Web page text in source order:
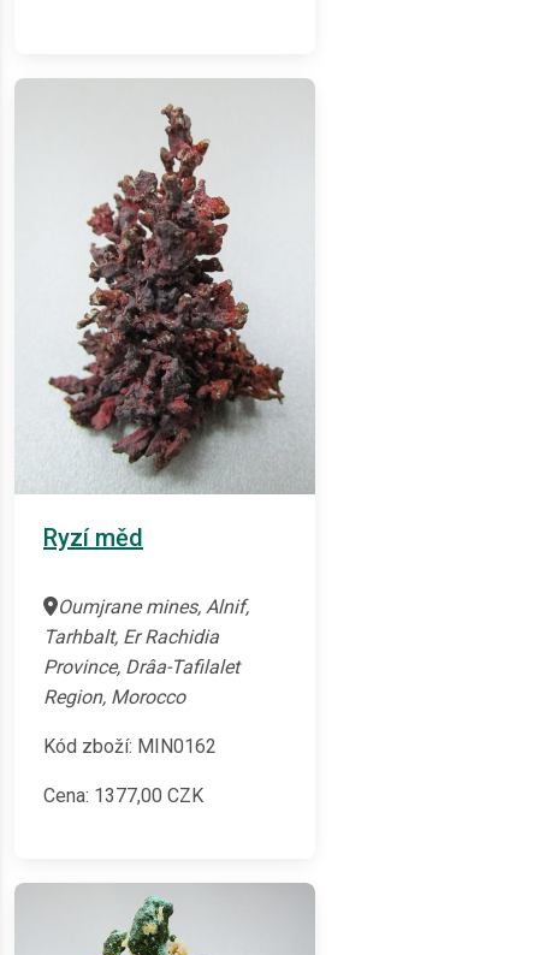
Ryzí měd
Oumjrane mines, Alnif,
Tarhbalt, Er Rachidia
Province, Drâa-Tafilalet
Region, Morocco
Kód zboží: MIN0162
Cena: 1377,00 CZK